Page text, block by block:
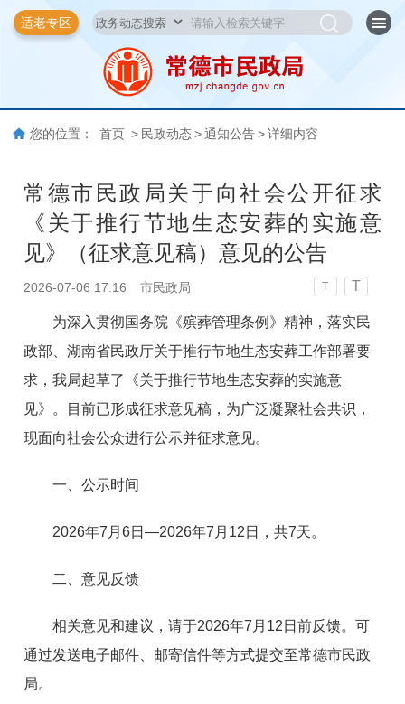
适老专区
您的位置： 首页 > 民政动态 > 通知公告 > 详细内容
常德市民政局关于向社会公开征求
《关于推行节地生态安葬的实施意
见》（征求意见稿）意见的公告
2026-07-06 17:16 市民政局 T T
为深入贯彻国务院《殡葬管理条例》精神，落实民
政部、湖南省民政厅关于推行节地生态安葬工作部署要
求，我局起草了《关于推行节地生态安葬的实施意
见》。目前已形成征求意见稿，为广泛凝聚社会共识，
现面向社会公众进行公示并征求意见。
一、公示时间
2026年7月6日—2026年7月12日，共7天。
二、意见反馈
相关意见和建议，请于2026年7月12日前反馈。可
通过发送电子邮件、邮寄信件等方式提交至常德市民政
局。